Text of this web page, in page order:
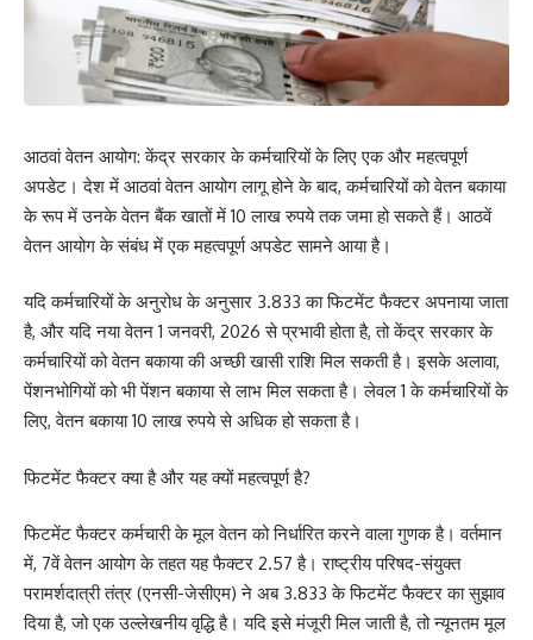
आठवां वेतन आयोग: केंद्र सरकार के कर्मचारियों के लिए एक और महत्वपूर्ण
अपडेट। देश में आठवां वेतन आयोग लागू होने के बाद, कर्मचारियों को वेतन बकाया
के रूप में उनके वेतन बैंक खातों में 10 लाख रुपये तक जमा हो सकते हैं। आठवें
वेतन आयोग के संबंध में एक महत्वपूर्ण अपडेट सामने आया है।
यदि कर्मचारियों के अनुरोध के अनुसार 3.833 का फिटमेंट फैक्टर अपनाया जाता
है, और यदि नया वेतन 1 जनवरी, 2026 से प्रभावी होता है, तो केंद्र सरकार के
कर्मचारियों को वेतन बकाया की अच्छी खासी राशि मिल सकती है। इसके अलावा,
पेंशनभोगियों को भी पेंशन बकाया से लाभ मिल सकता है। लेवल 1 के कर्मचारियों के
लिए, वेतन बकाया 10 लाख रुपये से अधिक हो सकता है।
फिटमेंट फैक्टर क्या है और यह क्यों महत्वपूर्ण है?
फिटमेंट फैक्टर कर्मचारी के मूल वेतन को निर्धारित करने वाला गुणक है। वर्तमान
में, 7वें वेतन आयोग के तहत यह फैक्टर 2.57 है। राष्ट्रीय परिषद-संयुक्त
परामर्शदात्री तंत्र (एनसी-जेसीएम) ने अब 3.833 के फिटमेंट फैक्टर का सुझाव
दिया है, जो एक उल्लेखनीय वृद्धि है। यदि इसे मंजूरी मिल जाती है, तो न्यूनतम मूल